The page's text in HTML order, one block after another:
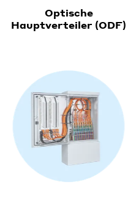
Optische
Hauptverteiler (ODF)